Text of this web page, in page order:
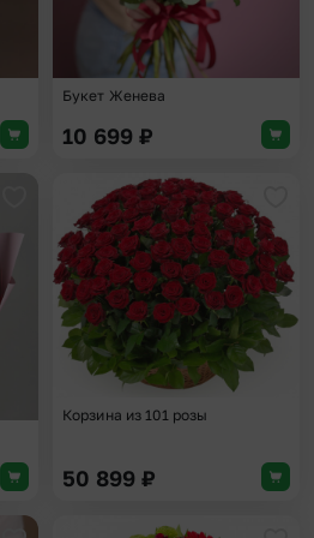
Букет Женева
10 699 ₽
Добавить в избранное
Корзина из 101 розы
50 899 ₽